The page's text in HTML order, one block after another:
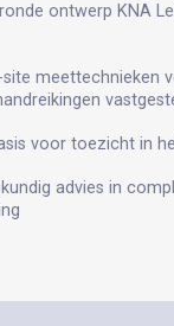
ontwerp KNA
site meettechnieken
voor toezicht in
advies in